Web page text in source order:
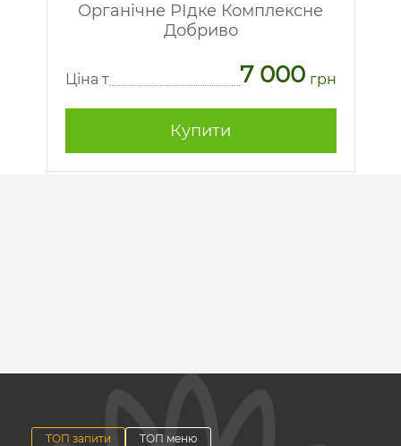
Органічне РІдке Комплексне
Добриво
Ціна т 7 000 грн
Купити
ТОП запити ТОП меню